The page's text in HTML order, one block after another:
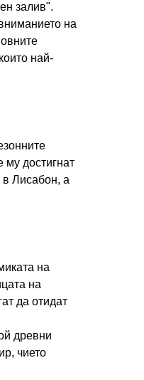
залив".
на
най-
му достигнат
в Лисабон, а
на
на
да отидат
древни
чието